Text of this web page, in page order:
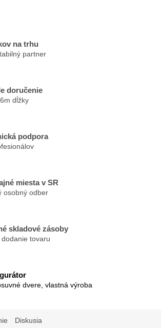
na trhu
partner
doručenie
dĺžky
podpora
miesta v SR
osobný odber
skladové zásoby
dodanie tovaru
dvere, vlastná výroba
Diskusia